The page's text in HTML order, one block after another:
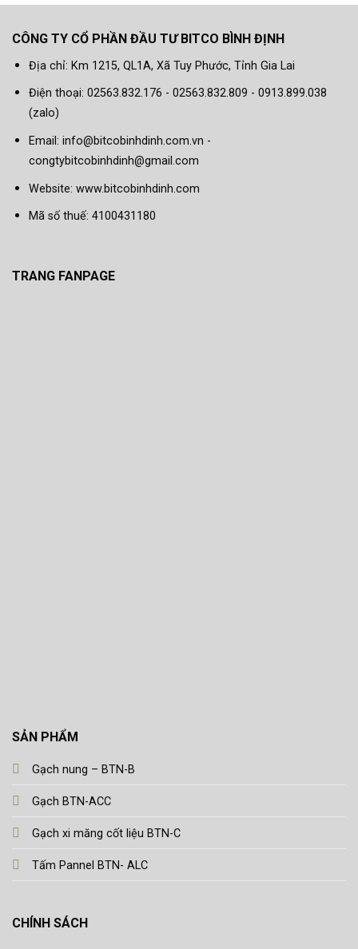
CÔNG TY CỔ PHẦN ĐẦU TƯ BITCO BÌNH ĐỊNH
Địa chỉ: Km 1215, QL1A, Xã Tuy Phước, Tỉnh Gia Lai
Điện thoại: 02563.832.176 - 02563.832.809 - 0913.899.038
(zalo)
Email: info@bitcobinhdinh.com.vn -
congtybitcobinhdinh@gmail.com
Website: www.bitcobinhdinh.com
Mã số thuế: 4100431180
SẢN PHẨM
Gạch nung – BTN-B
Gạch BTN-ACC
Gạch xi măng cốt liệu BTN-C
Tấm Pannel BTN- ALC
CHÍNH SÁCH
TRANG FANPAGE